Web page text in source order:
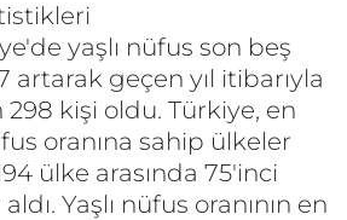
yaşlı nüfus son beş
artarak geçen yıl itibarıyla
298 kişi oldu. Türkiye, en
oranına sahip ülkeler
ülke arasında 75'inci
Yaşlı nüfus oranının en